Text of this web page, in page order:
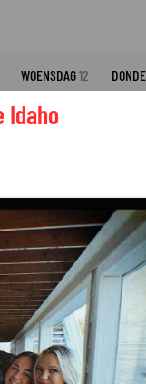
WOENSDAG12
Idaho